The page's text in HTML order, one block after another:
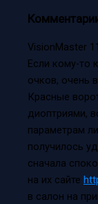
VisionMaster
Если кому-то
очков, очень
Красные
диоптриями,
параметрам
получилось
сначала
на их сайте
в салон на